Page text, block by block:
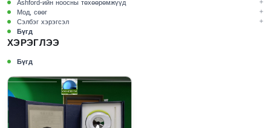
Ashford-ийн ноосны төхөөрөмжүүд
Мод, сөөг
Сэлбэг хэрэгсэл
Бүгд
ХЭРЭГЛЭЭ
Бүгд